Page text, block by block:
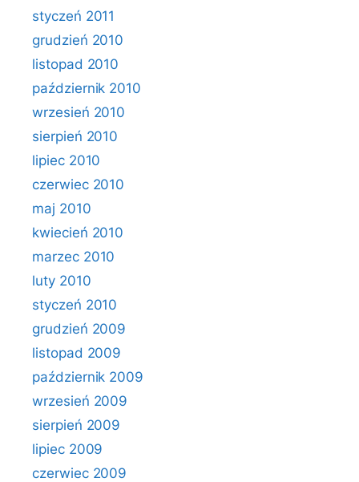
styczeń 2011
grudzień 2010
listopad 2010
październik 2010
wrzesień 2010
sierpień 2010
lipiec 2010
czerwiec 2010
maj 2010
kwiecień 2010
marzec 2010
luty 2010
styczeń 2010
grudzień 2009
listopad 2009
październik 2009
wrzesień 2009
sierpień 2009
lipiec 2009
czerwiec 2009